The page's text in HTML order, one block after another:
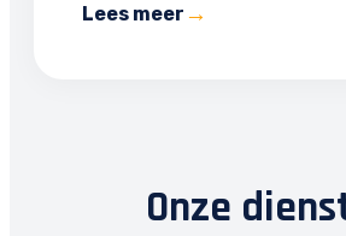
Lees meer
Onze